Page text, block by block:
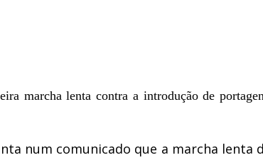
marcha lenta contra a introdução de
num comunicado que a marcha lenta